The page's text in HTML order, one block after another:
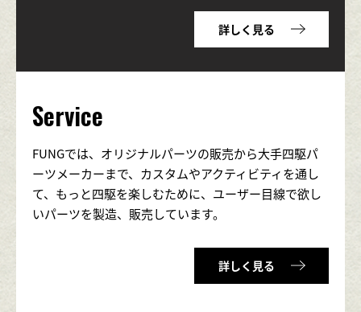
詳しく見る
Service
FUNGでは、オリジナルパーツの販売から大手四駆パ
ーツメーカーまで、カスタムやアクティビティを通し
て、もっと四駆を楽しむために、ユーザー目線で欲し
いパーツを製造、販売しています。
詳しく見る